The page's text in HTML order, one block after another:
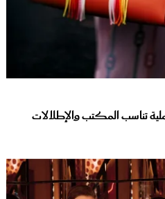
تناسب المكتب والإطلالات